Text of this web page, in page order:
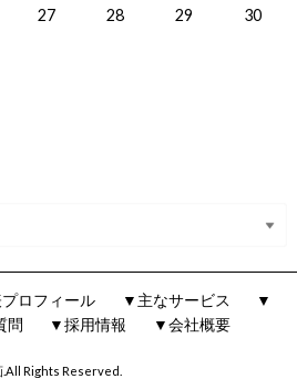
27 28 29
30
ロフィール ▼主なサービス
▼
問 ▼採用情報 ▼会社概要
.All Rights Reserved.